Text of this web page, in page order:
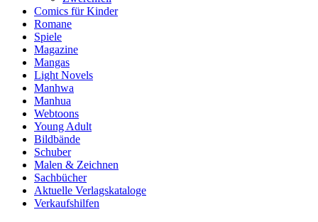
Comics für Kinder
Romane
Spiele
Magazine
Mangas
Light Novels
Manhwa
Manhua
Webtoons
Young Adult
Bildbände
Schuber
Malen & Zeichnen
Sachbücher
Aktuelle Verlagskataloge
Verkaufshilfen